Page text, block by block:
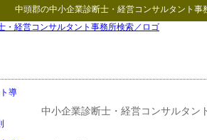
中頭郡の中小企業診断士・経営コンサルタント事
中小企業診断士・経営コンサルタン